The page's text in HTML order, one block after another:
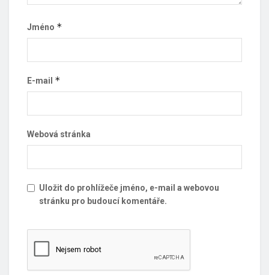
Jméno *
E-mail *
Webová stránka
Uložit do prohlížeče jméno, e-mail a webovou
stránku pro budoucí komentáře.